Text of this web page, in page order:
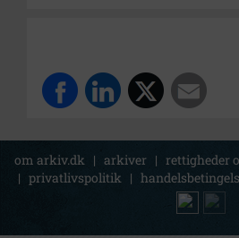
om arkiv.dk | arkiver | rettigheder
| privatlivspolitik |